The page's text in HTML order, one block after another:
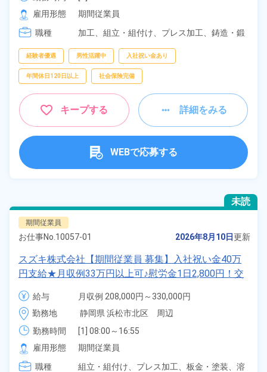
[2] 06:30～15:25
[3] 15:25～00:10
[4] 00:10～08:55
雇用形態
期間従業員
職種
加工、 組立・組付け、 プレス加工、 鋳造・鍛
経験者優遇 男性活躍中 入社祝い金あり
年間休日120日以上 社会保険完備
キープする 詳細をみる
WEBで応募する
未読
期間従業員
お仕事No. 10057-01 2026年8月10日更新
スズキ株式会社【期間従業員 募集】入社祝い金40万
円支給★月収例33万円以上可♪慰労金1日2,800円！交
替手当あり！未経験歓迎！嬉しい土日休み＆年間休日
122日♪《静岡県浜松市》
給与
月収例 208,000円～330,000円
日給 10,400円～10,400円
勤務地
静岡県 浜松市北区　周辺
勤務時間
[1] 08:00～16:55
[2] 17:00～01:45
[3] 06:30～15:25
[4] 15:25～00:10
雇用形態
期間従業員
職種
組立・組付け、 プレス加工、 板金・塗装、 溶